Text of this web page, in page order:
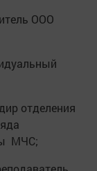
ООО
отделения
МЧС;